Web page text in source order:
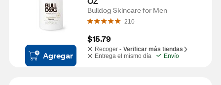
Agregar
Bulldog Skincare for Men
210
$15.79
Recoger - Verificar más tiendas
Entrega el mismo día
Envío